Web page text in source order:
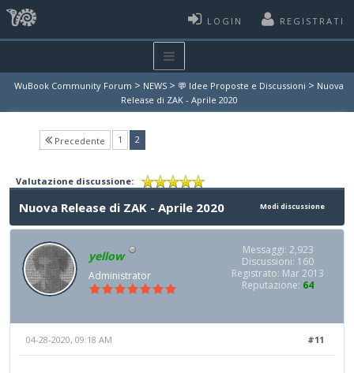
LOGIN REGISTRATI
WuBook Community Forum > NEWS > 💬 Idee Proposte e Discussioni > Nuova
Release di ZAK - Aprile 2020
Precedente 1 2(current)
Valutazione discussione:
Modi discussione
Nuova Release di ZAK - Aprile 2020
yellow
Administrator
Messaggi: 2,923
Discussioni: 160
Registrato: Mar 2013
Reputazione: 64
#11
04-28-2020, 09:18 AM